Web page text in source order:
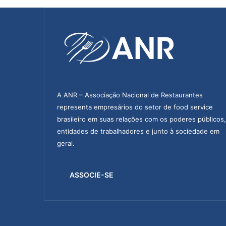
A ANR – Associação Nacional de Restaurantes
representa empresários do setor de food service
brasileiro em suas relações com os poderes públicos,
entidades de trabalhadores e junto à sociedade em
geral.
ASSOCIE-SE